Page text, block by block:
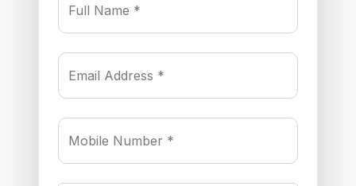
Full Name *
Email Address *
Mobile Number *